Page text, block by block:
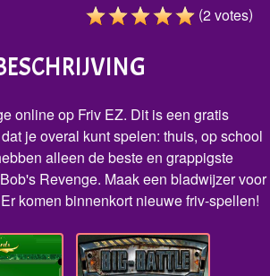
(2votes)
online op Friv EZ. Dit is een gratis
je overal kunt spelen: thuis, op school
alleen de beste en grappigste
Revenge. Maak een bladwijzer voor
komen binnenkort nieuwe friv-spellen!